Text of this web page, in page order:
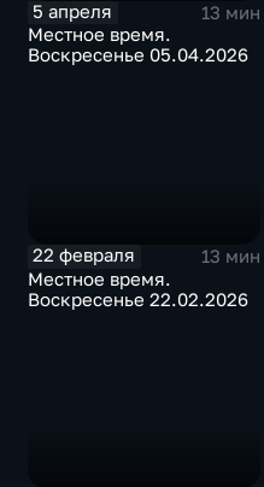
5 апреля
13 мин
Местное время.
Воскресенье 05.04.2026
22 февраля
13 мин
Местное время.
Воскресенье 22.02.2026